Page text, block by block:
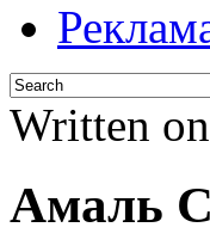
Written
Амаль